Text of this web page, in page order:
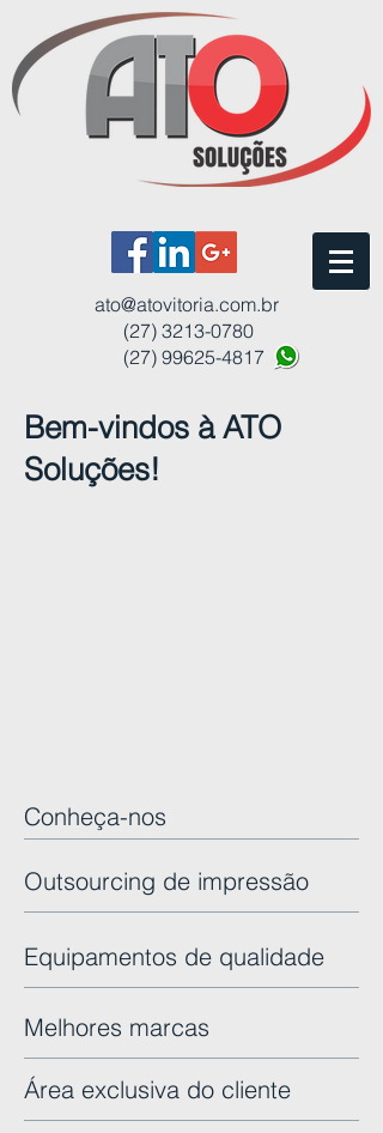
ato@atovitoria.com.br
(27) 3213-0780
(27) 99625-4817
ATO Soluções
Bem-vindos à ATO
Soluções!
Conheça-nos
Outsourcing de impressão
Equipamentos de qualidade
Melhores marcas
Área exclusiva do cliente